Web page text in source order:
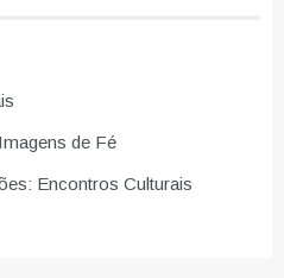
de Fé
Encontros Culturais